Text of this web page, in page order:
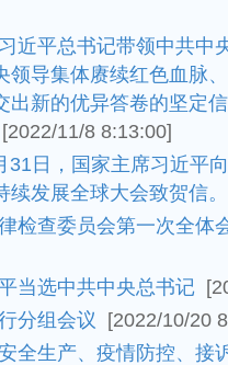
近平总书记带领中共中
领导集体赓续红色血脉
出新的优异答卷的坚
[2022/11/8 8:13:00]
31日，国家主席习近平
发展全球大会致贺信。
检查委员会第一次全体
当选中共中央总书记
分组会议
[2022/10/20
全生产、疫情防控、接